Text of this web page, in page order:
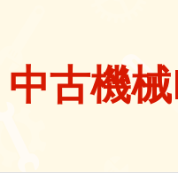
中古機